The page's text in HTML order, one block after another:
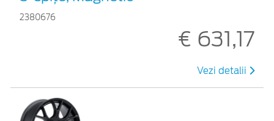
2380676
€ 631,17
Vezi detalii